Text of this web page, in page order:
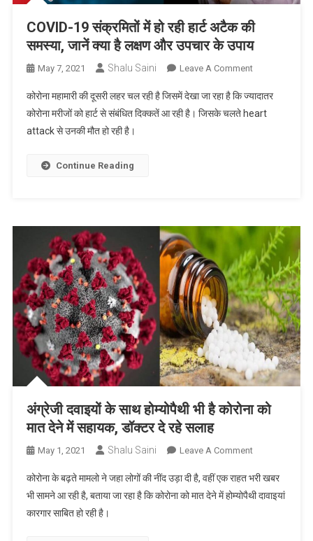
COVID-19 संक्रमितों में हो रही हार्ट अटैक की
समस्या, जानें क्या है लक्षण और उपचार के उपाय
May 7, 2021 Shalu Saini Leave A CommentOn
19
संक्रमितों
समस्या,
जानें
क्या
है
लक्षण
और
उपचार
के
उपाय
कोरोना महामारी की दूसरी लहर चल रही है जिसमें देखा जा रहा है कि ज्यादातर
कोरोना मरीजों को हार्ट से संबंधित दिक्कतें आ रही है। जिसके चलते heart
attack से उनकी मौत हो रही है।
Continue Reading
अंग्रेजी दवाइयों के साथ होम्योपैथी भी है कोरोना को
मात देने में सहायक, डॉक्टर दे रहे सलाह
May 1, 2021 Shalu Saini Leave A CommentOn
दवाइयों
के
कोरोना के बढ़ते मामलो ने जहा लोगों की नींद उड़ा दी है, वहीं एक राहत भरी खबर
भी सामने आ रही है, बताया जा रहा है कि कोरोना को मात देने में होम्योपैथी दावाइयां
कारगार साबित हो रही है।